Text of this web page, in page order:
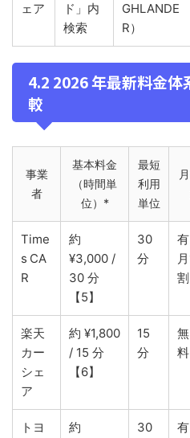
ェア
ド」内
検索
GHLANDE
R）
4.2 2026 年最新料金体
較
事業
者
基本料金
（時間単
位）*
最短
利用
単位
Time
s CA
R
約
¥3,000 /
30 分
【5】
30
分
割
楽天
カー
シェ
ア
約 ¥1,800
/ 15 分
【6】
15
分
料
トヨ
約
30